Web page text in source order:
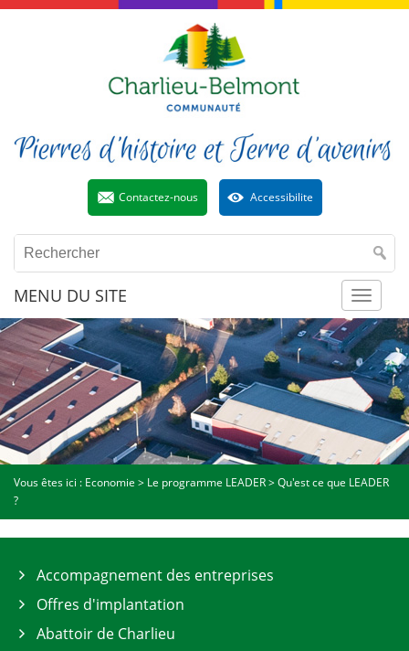
Contactez-nous Accessibilite
MENU DU SITE
Vous êtes ici : Economie > Le programme LEADER>Qu'est ce que LEADER
?
Accompagnement des entreprises
Offres d'implantation
Abattoir de Charlieu